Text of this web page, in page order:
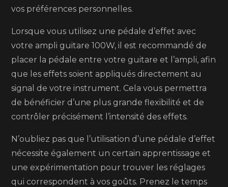
vos préférences personnelles.
Lorsque vous utilisez une pédale d’effet avec
votre ampli guitare 100W, il est recommandé de
placer la pédale entre votre guitare et l’ampli, afin
que les effets soient appliqués directement au
signal de votre instrument. Cela vous permettra
de bénéficier d’une plus grande flexibilité et de
contrôler précisément l’intensité des effets.
N’oubliez pas que l’utilisation d’une pédale d’effet
nécessite également un certain apprentissage et
une expérimentation pour trouver les réglages
qui correspondent à vos goûts. Prenez le temps